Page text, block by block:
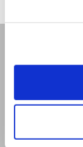
Blog